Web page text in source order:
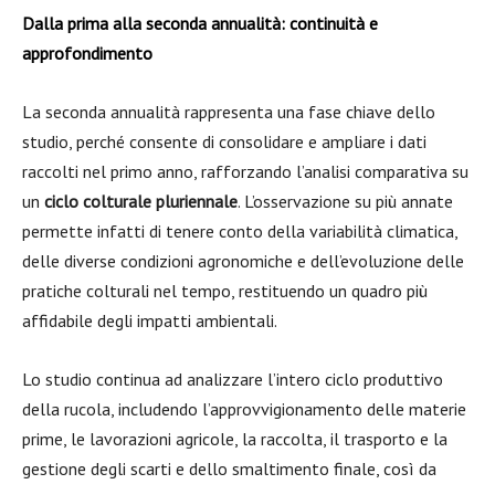
Dalla prima alla seconda annualità: continuità e
approfondimento
La seconda annualità rappresenta una fase chiave dello
studio, perché consente di consolidare e ampliare i dati
raccolti nel primo anno, rafforzando l’analisi comparativa su
un ciclo colturale pluriennale. L’osservazione su più annate
permette infatti di tenere conto della variabilità climatica,
delle diverse condizioni agronomiche e dell’evoluzione delle
pratiche colturali nel tempo, restituendo un quadro più
affidabile degli impatti ambientali.
Lo studio continua ad analizzare l’intero ciclo produttivo
della rucola, includendo l’approvvigionamento delle materie
prime, le lavorazioni agricole, la raccolta, il trasporto e la
gestione degli scarti e dello smaltimento finale, così da